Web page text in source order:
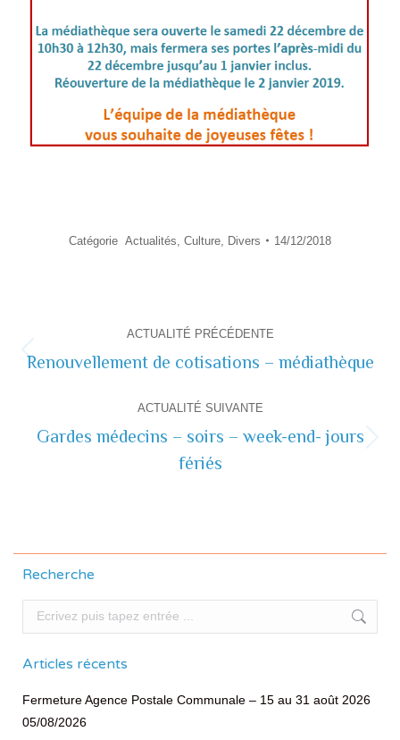
Catégorie Actualités Culture Divers 14/12/2018
de
commentaire
ACTUALITÉ PRÉCÉDENTE
Actualité
Renouvellement de cotisations – médiathèque
ACTUALITÉ SUIVANTE
Actualité
suivante
Gardes médecins – soirs – week-end- jours
fériés
Recherche
Recherche
Articles récents
Fermeture Agence Postale Communale – 15 au 31 août 2026
05/08/2026